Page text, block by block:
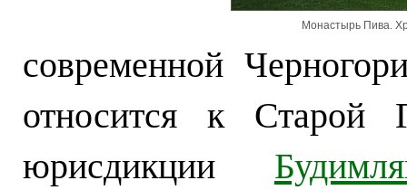
Монастырь Пива.
современной
относится к Старой
юрисдикции